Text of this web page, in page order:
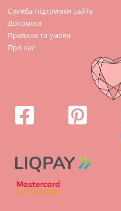
Служба підтримки сайту
Допомога
Правила та умови
Про нас